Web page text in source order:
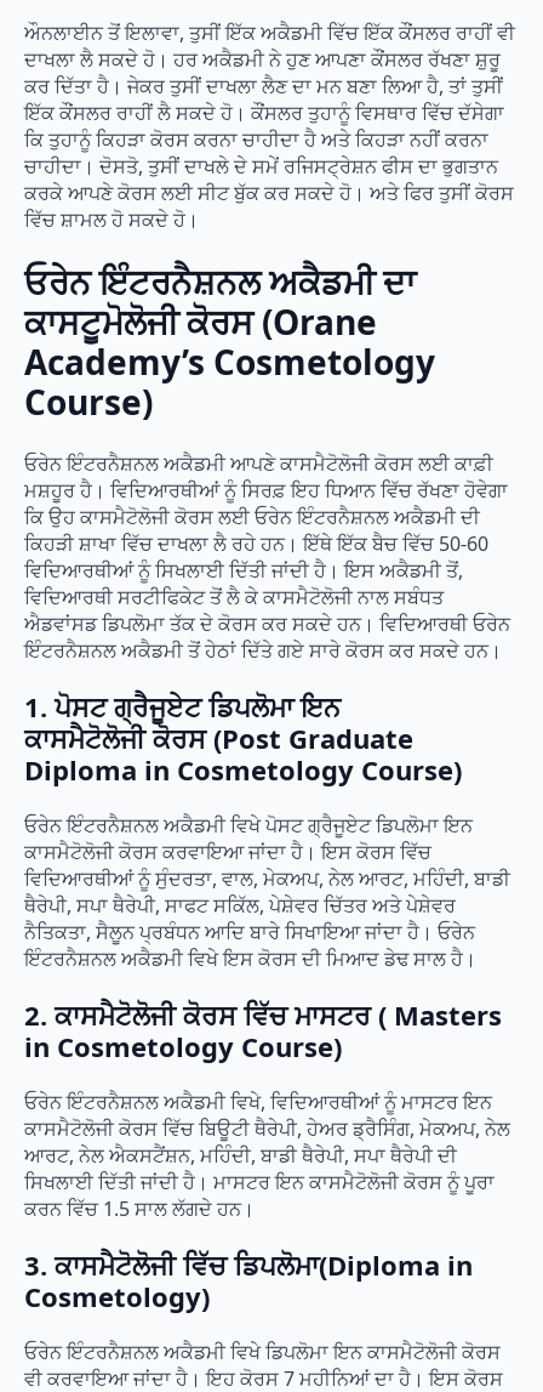
ਔਨਲਾਈਨ ਤੋਂ ਇਲਾਵਾ, ਤੁਸੀਂ ਇੱਕ ਅਕੈਡਮੀ ਵਿੱਚ ਇੱਕ ਕੌਂਸਲਰ ਰਾਹੀਂ ਵੀ
ਦਾਖਲਾ ਲੈ ਸਕਦੇ ਹੋ। ਹਰ ਅਕੈਡਮੀ ਨੇ ਹੁਣ ਆਪਣਾ ਕੌਂਸਲਰ ਰੱਖਣਾ ਸ਼ੁਰੂ
ਕਰ ਦਿੱਤਾ ਹੈ। ਜੇਕਰ ਤੁਸੀਂ ਦਾਖਲਾ ਲੈਣ ਦਾ ਮਨ ਬਣਾ ਲਿਆ ਹੈ, ਤਾਂ ਤੁਸੀਂ
ਇੱਕ ਕੌਂਸਲਰ ਰਾਹੀਂ ਲੈ ਸਕਦੇ ਹੋ। ਕੌਂਸਲਰ ਤੁਹਾਨੂੰ ਵਿਸਥਾਰ ਵਿੱਚ ਦੱਸੇਗਾ
ਕਿ ਤੁਹਾਨੂੰ ਕਿਹੜਾ ਕੋਰਸ ਕਰਨਾ ਚਾਹੀਦਾ ਹੈ ਅਤੇ ਕਿਹੜਾ ਨਹੀਂ ਕਰਨਾ
ਚਾਹੀਦਾ। ਦੋਸਤੋ, ਤੁਸੀਂ ਦਾਖਲੇ ਦੇ ਸਮੇਂ ਰਜਿਸਟ੍ਰੇਸ਼ਨ ਫੀਸ ਦਾ ਭੁਗਤਾਨ
ਕਰਕੇ ਆਪਣੇ ਕੋਰਸ ਲਈ ਸੀਟ ਬੁੱਕ ਕਰ ਸਕਦੇ ਹੋ। ਅਤੇ ਫਿਰ ਤੁਸੀਂ ਕੋਰਸ
ਵਿੱਚ ਸ਼ਾਮਲ ਹੋ ਸਕਦੇ ਹੋ।
ਓਰੇਨ ਇੰਟਰਨੈਸ਼ਨਲ ਅਕੈਡਮੀ ਦਾ
ਕਾਸਟੂਮੋਲੋਜੀ ਕੋਰਸ (Orane
Academy’s Cosmetology
Course)
ਓਰੇਨ ਇੰਟਰਨੈਸ਼ਨਲ ਅਕੈਡਮੀ ਆਪਣੇ ਕਾਸਮੈਟੋਲੋਜੀ ਕੋਰਸ ਲਈ ਕਾਫ਼ੀ
ਮਸ਼ਹੂਰ ਹੈ। ਵਿਦਿਆਰਥੀਆਂ ਨੂੰ ਸਿਰਫ਼ ਇਹ ਧਿਆਨ ਵਿੱਚ ਰੱਖਣਾ ਹੋਵੇਗਾ
ਕਿ ਉਹ ਕਾਸਮੈਟੋਲੋਜੀ ਕੋਰਸ ਲਈ ਓਰੇਨ ਇੰਟਰਨੈਸ਼ਨਲ ਅਕੈਡਮੀ ਦੀ
ਕਿਹੜੀ ਸ਼ਾਖਾ ਵਿੱਚ ਦਾਖਲਾ ਲੈ ਰਹੇ ਹਨ। ਇੱਥੇ ਇੱਕ ਬੈਚ ਵਿੱਚ 50-60
ਵਿਦਿਆਰਥੀਆਂ ਨੂੰ ਸਿਖਲਾਈ ਦਿੱਤੀ ਜਾਂਦੀ ਹੈ। ਇਸ ਅਕੈਡਮੀ ਤੋਂ,
ਵਿਦਿਆਰਥੀ ਸਰਟੀਫਿਕੇਟ ਤੋਂ ਲੈ ਕੇ ਕਾਸਮੈਟੋਲੋਜੀ ਨਾਲ ਸਬੰਧਤ
ਐਡਵਾਂਸਡ ਡਿਪਲੋਮਾ ਤੱਕ ਦੇ ਕੋਰਸ ਕਰ ਸਕਦੇ ਹਨ। ਵਿਦਿਆਰਥੀ ਓਰੇਨ
ਇੰਟਰਨੈਸ਼ਨਲ ਅਕੈਡਮੀ ਤੋਂ ਹੇਠਾਂ ਦਿੱਤੇ ਗਏ ਸਾਰੇ ਕੋਰਸ ਕਰ ਸਕਦੇ ਹਨ।
1. ਪੋਸਟ ਗ੍ਰੈਜੂਏਟ ਡਿਪਲੋਮਾ ਇਨ
ਕਾਸਮੈਟੋਲੋਜੀ ਕੋਰਸ (Post Graduate
Diploma in Cosmetology Course)
ਓਰੇਨ ਇੰਟਰਨੈਸ਼ਨਲ ਅਕੈਡਮੀ ਵਿਖੇ ਪੋਸਟ ਗ੍ਰੈਜੂਏਟ ਡਿਪਲੋਮਾ ਇਨ
ਕਾਸਮੈਟੋਲੋਜੀ ਕੋਰਸ ਕਰਵਾਇਆ ਜਾਂਦਾ ਹੈ। ਇਸ ਕੋਰਸ ਵਿੱਚ
ਵਿਦਿਆਰਥੀਆਂ ਨੂੰ ਸੁੰਦਰਤਾ, ਵਾਲ, ਮੇਕਅਪ, ਨੇਲ ਆਰਟ, ਮਹਿੰਦੀ, ਬਾਡੀ
ਥੈਰੇਪੀ, ਸਪਾ ਥੈਰੇਪੀ, ਸਾਫਟ ਸਕਿੱਲ, ਪੇਸ਼ੇਵਰ ਚਿੱਤਰ ਅਤੇ ਪੇਸ਼ੇਵਰ
ਨੈਤਿਕਤਾ, ਸੈਲੂਨ ਪ੍ਰਬੰਧਨ ਆਦਿ ਬਾਰੇ ਸਿਖਾਇਆ ਜਾਂਦਾ ਹੈ। ਓਰੇਨ
ਇੰਟਰਨੈਸ਼ਨਲ ਅਕੈਡਮੀ ਵਿਖੇ ਇਸ ਕੋਰਸ ਦੀ ਮਿਆਦ ਡੇਢ ਸਾਲ ਹੈ।
2. ਕਾਸਮੈਟੋਲੋਜੀ ਕੋਰਸ ਵਿੱਚ ਮਾਸਟਰ ( Masters
in Cosmetology Course)
ਓਰੇਨ ਇੰਟਰਨੈਸ਼ਨਲ ਅਕੈਡਮੀ ਵਿਖੇ, ਵਿਦਿਆਰਥੀਆਂ ਨੂੰ ਮਾਸਟਰ ਇਨ
ਕਾਸਮੈਟੋਲੋਜੀ ਕੋਰਸ ਵਿੱਚ ਬਿਊਟੀ ਥੈਰੇਪੀ, ਹੇਅਰ ਡ੍ਰੈਸਿੰਗ, ਮੇਕਅਪ, ਨੇਲ
ਆਰਟ, ਨੇਲ ਐਕਸਟੈਂਸ਼ਨ, ਮਹਿੰਦੀ, ਬਾਡੀ ਥੈਰੇਪੀ, ਸਪਾ ਥੈਰੇਪੀ ਦੀ
ਸਿਖਲਾਈ ਦਿੱਤੀ ਜਾਂਦੀ ਹੈ। ਮਾਸਟਰ ਇਨ ਕਾਸਮੈਟੋਲੋਜੀ ਕੋਰਸ ਨੂੰ ਪੂਰਾ
ਕਰਨ ਵਿੱਚ 1.5 ਸਾਲ ਲੱਗਦੇ ਹਨ।
3. ਕਾਸਮੈਟੋਲੋਜੀ ਵਿੱਚ ਡਿਪਲੋਮਾ(Diploma in
Cosmetology)
ਓਰੇਨ ਇੰਟਰਨੈਸ਼ਨਲ ਅਕੈਡਮੀ ਵਿਖੇ ਡਿਪਲੋਮਾ ਇਨ ਕਾਸਮੈਟੋਲੋਜੀ ਕੋਰਸ
ਵੀ ਕਰਵਾਇਆ ਜਾਂਦਾ ਹੈ। ਇਹ ਕੋਰਸ 7 ਮਹੀਨਿਆਂ ਦਾ ਹੈ। ਇਸ ਕੋਰਸ